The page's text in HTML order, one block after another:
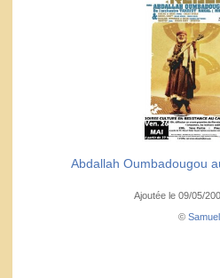
Abdallah Oumbadougou
Ajoutée le 09/05/
© Samuel